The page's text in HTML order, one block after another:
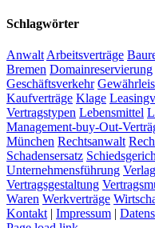
Schlagwörter
Anwalt Arbeitsverträge
Bremen Domainreservierung
Geschäftsverkehr
Kaufverträge Klage
Vertragstypen Lebensmittel
Management-buy-Out-
München Rechtsanwalt
Schadensersatz
Unternehmensführung
Vertragsgestaltung
Waren Werkverträge
Kontakt | Impressum |